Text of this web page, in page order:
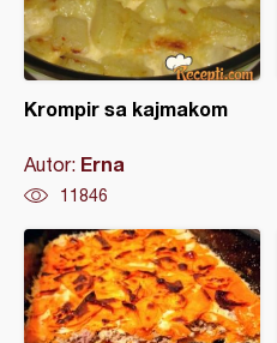
Krompir sa kajmakom
Autor: Erna
11846